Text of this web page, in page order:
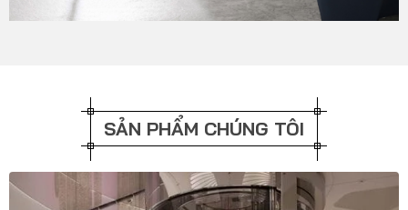
SẢN PHẨM CHÚNG TÔI